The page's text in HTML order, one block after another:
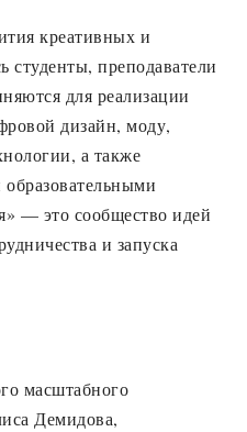
креативных и
преподаватели
для реализации
дизайн, моду,
а также
— это сообщество идей
и запуска
масштабного
Демидова,